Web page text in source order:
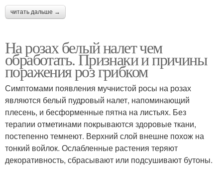
читать дальше →
На розах белый налет чем
обработать. Признаки и причины
поражения роз грибком
Симптомами появления мучнистой росы на розах
являются белый пудровый налет, напоминающий
плесень, и бесформенные пятна на листьях. Без
терапии отметинами покрываются здоровые ткани,
постепенно темнеют. Верхний слой внешне похож на
тонкий войлок. Ослабленные растения теряют
декоративность, сбрасывают или подсушивают бутоны.